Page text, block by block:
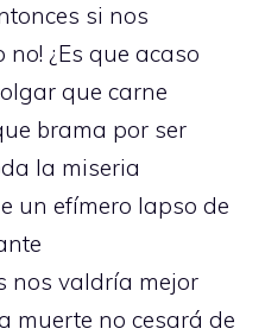
si nos
¿Es que acaso
que carne
brama por ser
la miseria
un efímero lapso de
nos valdría mejor
muerte no cesará de